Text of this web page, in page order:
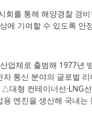
회를 통해 해양경찰 경
에 기여할 수 있도록
업체로 출범해 1977
통신 분야의 글로벌
대형 컨테이너선
엔진을 생산해 국내는